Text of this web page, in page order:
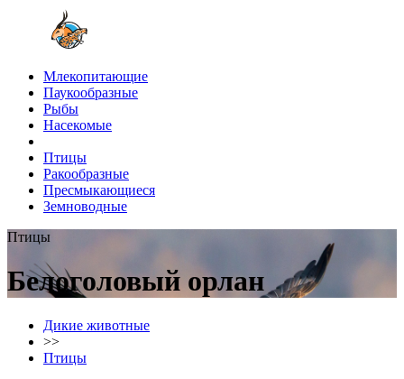
Млекопитающие
Паукообразные
Рыбы
Насекомые
Птицы
Ракообразные
Пресмыкающиеся
Земноводные
Птицы
Белоголовый орлан
Дикие животные
>>
Птицы